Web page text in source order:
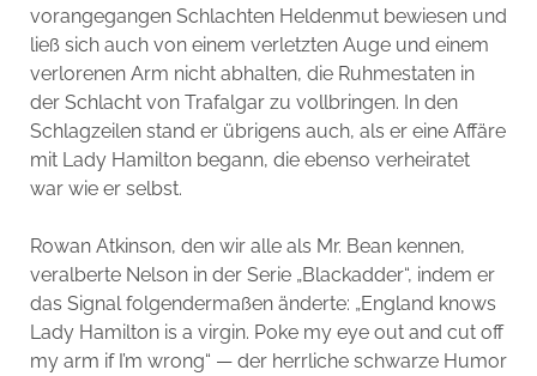
vorangegangen Schlachten Heldenmut bewiesen und
ließ sich auch von einem verletzten Auge und einem
verlorenen Arm nicht abhalten, die Ruhmestaten in
der Schlacht von Trafalgar zu vollbringen. In den
Schlagzeilen stand er übrigens auch, als er eine Affäre
mit Lady Hamilton begann, die ebenso verheiratet
war wie er selbst.
Rowan Atkinson, den wir alle als Mr. Bean kennen,
veralberte Nelson in der Serie „Blackadder“, indem er
das Signal folgendermaßen änderte: „England knows
Lady Hamilton is a virgin. Poke my eye out and cut off
my arm if I’m wrong“ — der herrliche schwarze Humor